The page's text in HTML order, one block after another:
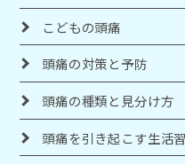
こどもの頭痛
頭痛の対策と予防
頭痛の種類と見分け方
頭痛を引き起こす生活